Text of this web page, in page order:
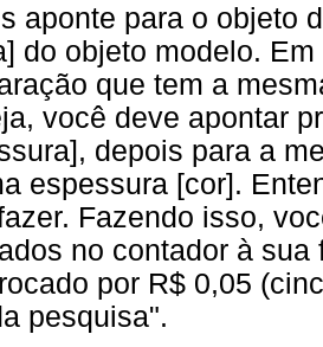
aponte para o objeto
do objeto modelo.
que tem a
você deve apontar
depois para a
espessura [cor].
Fazendo isso,
no contador à
por R$ 0,05
pesquisa".